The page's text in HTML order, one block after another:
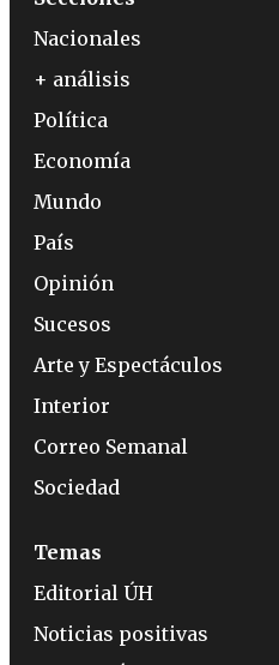
Nacionales
+ análisis
Política
Economía
Mundo
País
Opinión
Sucesos
Arte y Espectáculos
Interior
Correo Semanal
Sociedad
Temas
Editorial ÚH
Noticias positivas